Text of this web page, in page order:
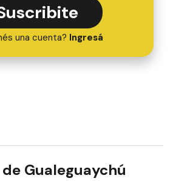
una cuenta? Ingresá
de Gualeguaychú